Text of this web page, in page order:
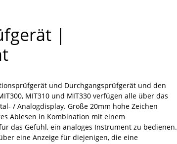
|
und Durchgangsprüfgerät und den
MIT310 und MIT330 verfügen alle über das
/ Analogdisplay. Große 20mm hohe Zeichen
Ablesen in Kombination mit einem
das Gefühl, ein analoges Instrument zu bedienen.
eine Anzeige für diejenigen, die eine